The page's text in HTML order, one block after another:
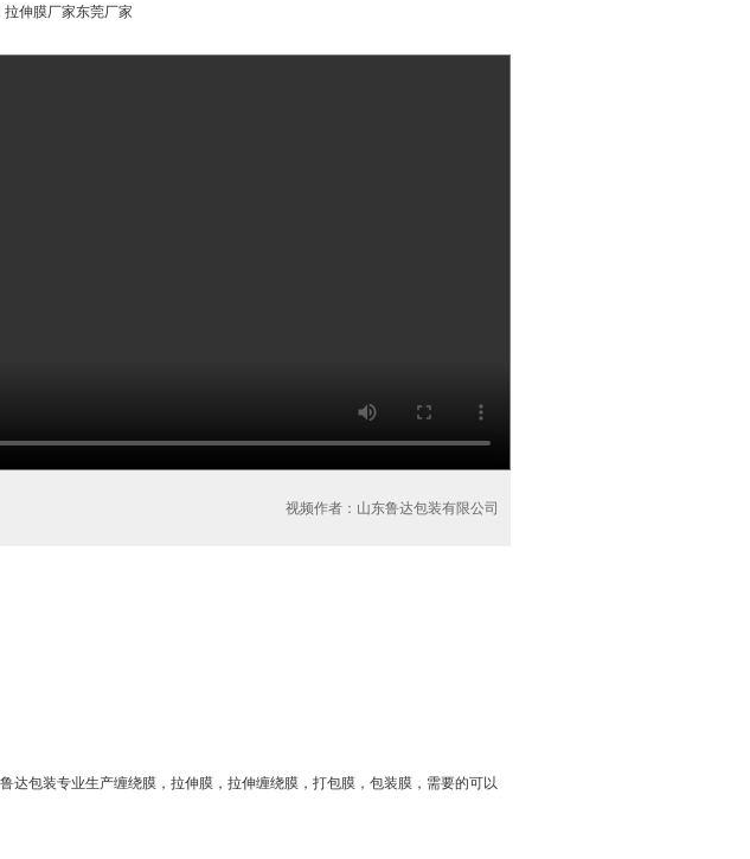
伸膜厂家东莞厂家
视频作者：山东鲁达包装有限公司
达包装专业生产缠绕膜，拉伸膜，拉伸缠绕膜，打包膜，包装膜，需要的可以